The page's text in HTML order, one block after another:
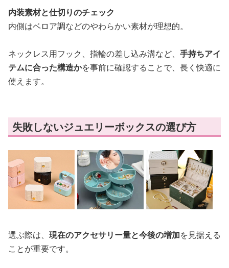
内装素材と仕切りのチェック
内側はベロア調などのやわらかい素材が理想的。
ネックレス用フック、指輪の差し込み溝など、 手持ちアイ
テムに合った構造かを事前に確認することで、長く快適に
使えます。
失敗しないジュエリーボックスの選び方
選ぶ際は、 現在のアクセサリー量と今後の増加を見据える
ことが重要です。